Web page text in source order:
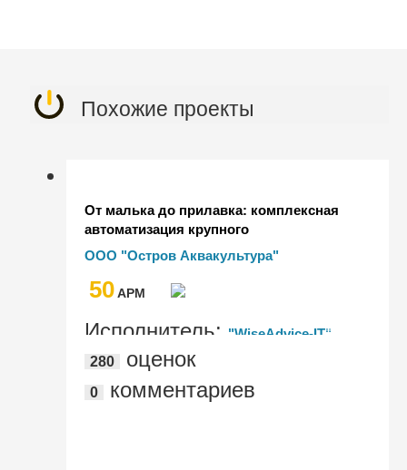
Похожие проекты
От малька до прилавка: комплексная
автоматизация крупного
рыбоперерабатывающего предприятия
"Остров Аквакультура" на базе
"1С:ERP"
ООО "Остров Аквакультура"
50AРМ
Исполнитель: "WiseAdvice-IT"
280
оценок
0 комментариев